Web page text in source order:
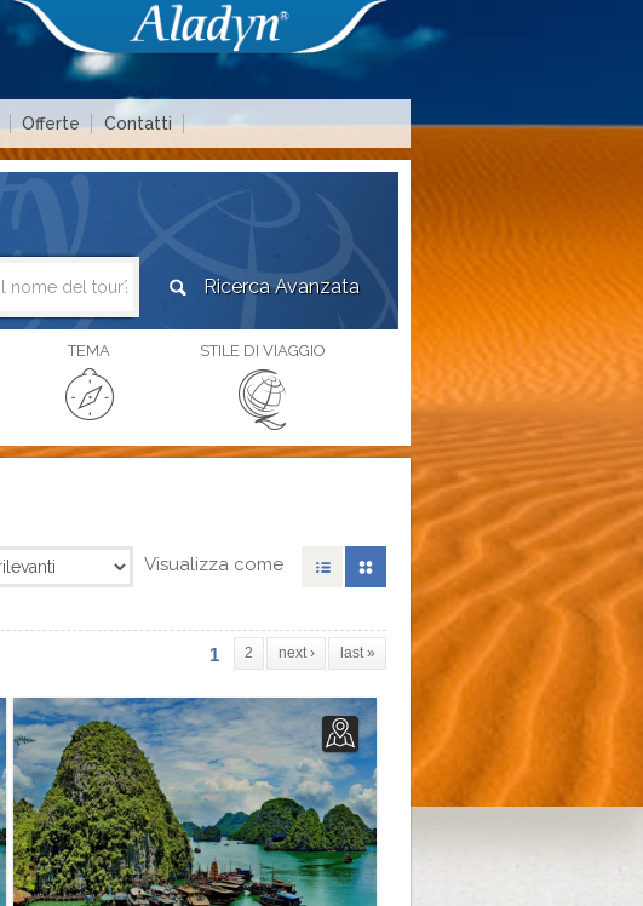
Offerte Contatti
Area agenzie di viaggio
TEMA STILE DI VIAGGIO
Visualizza come
1 2 next › last »